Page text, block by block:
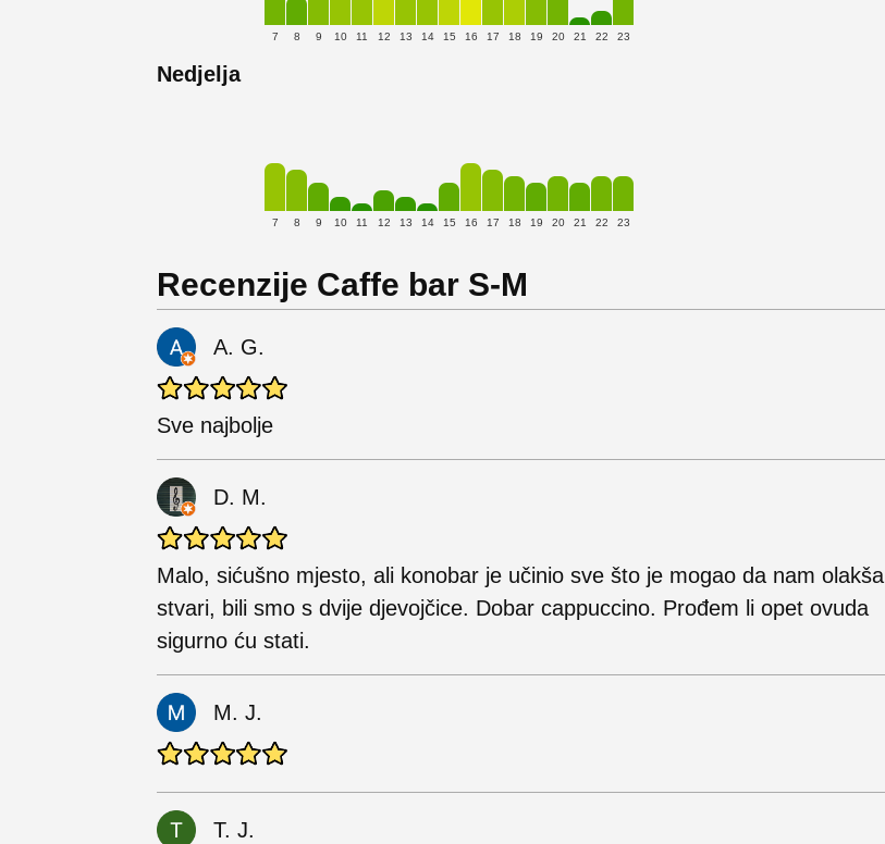
7 8 9 10 11 12 13 14 15 16 17 18 19 20 21 22 23
Nedjelja
7 8 9 10 11 12 13 14 15 16 17 18 19 20 21 22 23
Recenzije Caffe bar S-M
A. G.
Sve najbolje
D. M.
Malo, sićušno mjesto, ali konobar je učinio sve što je mogao da nam olakša
stvari, bili smo s dvije djevojčice. Dobar cappuccino. Prođem li opet ovuda
sigurno ću stati.
M. J.
T. J.